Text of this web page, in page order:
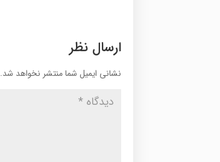
ارسال نظر
نشانی ایمیل شما منتشر نخواهد شد.